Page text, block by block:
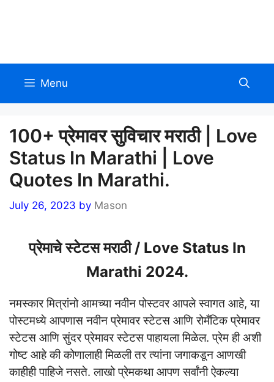
Menu
100+ प्रेमावर सुविचार मराठी | Love
Status In Marathi | Love
Quotes In Marathi.
July 26, 2023 by Mason
प्रेमाचे स्टेटस मराठी / Love Status In
Marathi 2024.
नमस्कार मित्रांनो आमच्या नवीन पोस्टवर आपले स्वागत आहे, या
पोस्टमध्ये आपणास नवीन प्रेमावर स्टेटस आणि रोमँटिक प्रेमावर
स्टेटस आणि सुंदर प्रेमावर स्टेटस पाहायला मिळेल. प्रेम ही अशी
गोष्ट आहे की कोणालाही मिळली तर त्यांना जगाकडून आणखी
काहीही पाहिजे नसते. लाखो प्रेमकथा आपण सर्वांनी ऐकल्या